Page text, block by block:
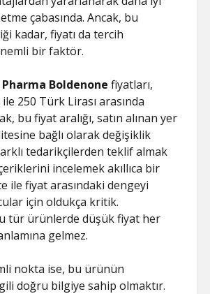
çabasında. Ancak, bu
kadar, fiyatı da tercih
bir faktör.
Boldenone fiyatları,
250 Türk Lirası arasında
bu fiyat aralığı, satın alınan yer
bağlı olarak değişiklik
tedarikçilerden teklif almak
incelemek akıllıca bir
ile fiyat arasındaki dengeyi
için oldukça kritik.
tür ürünlerde düşük fiyat her
gelmez.
nokta ise, bu ürünün
doğru bilgiye sahip olmaktır.